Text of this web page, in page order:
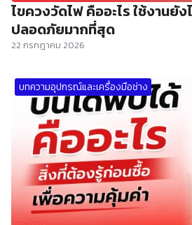
ไขควงวัดไฟ คืออะไร ใช้งานยัง
ปลอดภัยมากที่สุด
22 กรกฎาคม 2026
บทความอุปกรณ์และเครื่องมือช่าง